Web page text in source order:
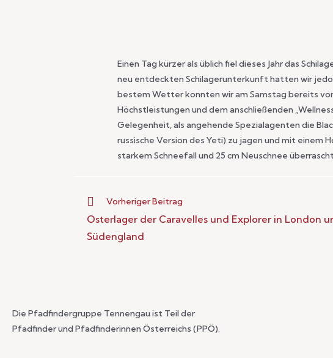
Einen Tag kürzer als üblich fiel dieses Jahr das
neu entdeckten Schilagerunterkunft hatten wir
bestem Wetter konnten wir am Samstag bereits
Höchstleistungen und dem anschließenden
Gelegenheit, als angehende Spezialagenten die
russische Version des Yeti) zu jagen und mit einem
starkem Schneefall und 25 cm Neuschnee
Vorheriger Beitrag
Osterlager der Caravelles und Explorer in London
Südengland
Die Pfadfindergruppe Tennengau ist Teil der
Pfadfinder und Pfadfinderinnen Österreichs (PPÖ).